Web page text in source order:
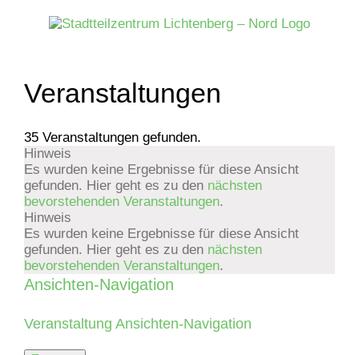
Veranstaltungen
35 Veranstaltungen gefunden.
Veranstaltungen
Hinweis
Es wurden keine Ergebnisse für diese Ansicht
gefunden. Hier geht es zu den nächsten
bevorstehenden Veranstaltungen.
Hinweis
Es wurden keine Ergebnisse für diese Ansicht
gefunden. Hier geht es zu den nächsten
bevorstehenden Veranstaltungen.
Ansichten-Navigation
Veranstaltung Ansichten-Navigation